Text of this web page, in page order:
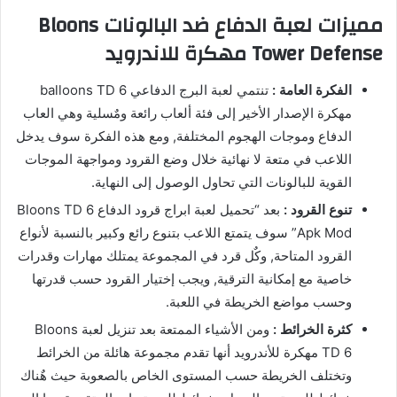
مميزات لعبة الدفاع ضد البالونات Bloons
Tower Defense مهكرة للاندرويد
الفكرة العامة :
تنتمي لعبة البرج الدفاعي balloons TD 6
مهكرة الإصدار الأخير إلى فئة ألعاب رائعة ومٌسلية وهي العاب
الدفاع وموجات الهجوم المختلفة, ومع هذه الفكرة سوف يدخل
اللاعب في متعة لا نهائية خلال وضع القرود ومواجهة الموجات
القوية للبالونات التي تحاول الوصول إلى النهاية.
تنوع القرود :
بعد “تحميل لعبة ابراج قرود الدفاع Bloons TD 6
Apk Mod” سوف يتمتع اللاعب بتنوع رائع وكبير بالنسبة لأنواع
القرود المتاحة, وكٌل قرد في المجموعة يمتلك مهارات وقدرات
خاصية مع إمكانية الترقية, ويجب إختيار القرود حسب قدرتها
وحسب مواضع الخريطة في اللعبة.
كثرة الخرائط :
ومن الأشياء الممتعة بعد تنزيل لعبة Bloons
TD 6 مهكرة للأندرويد أنها تقدم مجموعة هائلة من الخرائط
وتختلف الخريطة حسب المستوى الخاص بالصعوبة حيث هٌناك